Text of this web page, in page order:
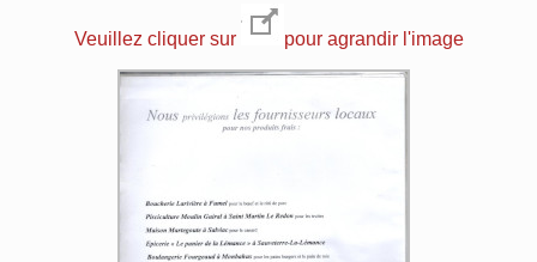
Veuillez cliquer sur pour agrandir l'image